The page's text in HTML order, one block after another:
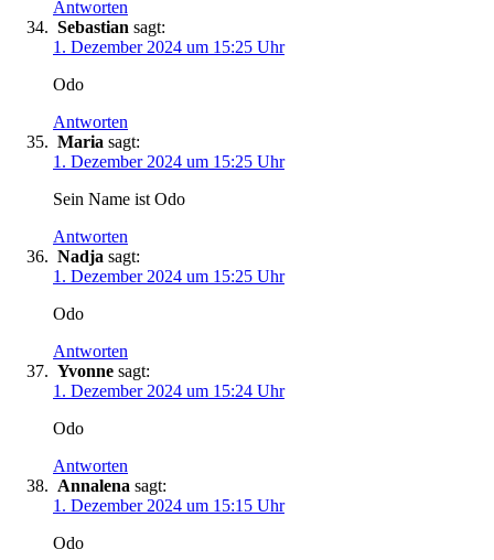
Antworten
Sebastian sagt:
1. Dezember 2024 um 15:25 Uhr
Odo
Antworten
Maria sagt:
1. Dezember 2024 um 15:25 Uhr
Sein Name ist Odo
Antworten
Nadja sagt:
1. Dezember 2024 um 15:25 Uhr
Odo
Antworten
Yvonne sagt:
1. Dezember 2024 um 15:24 Uhr
Odo
Antworten
Annalena sagt:
1. Dezember 2024 um 15:15 Uhr
Odo